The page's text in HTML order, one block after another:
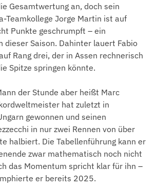
Gesamtwertung an, doch sein
Teamkollege Jorge Martin ist auf
Punkte geschrumpft – ein
dieser Saison. Dahinter lauert Fabio
Rang drei, der in Assen rechnerisch
Spitze springen könnte.
der Stunde aber heißt Marc
hat zuletzt in
gewonnen und seinen
in nur zwei Rennen von über
halbiert. Die Tabellenführung kann er
zwar mathematisch noch nicht
das Momentum spricht klar für ihn –
er bereits 2025.